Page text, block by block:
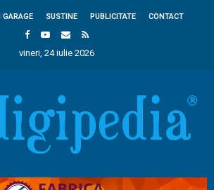
GARAGE SUSTINE PUBLICITATE CONTACT
vineri, 24 iulie 2026